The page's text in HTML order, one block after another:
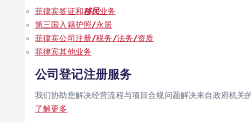
菲律宾签证和移民业务
第三国入籍护照/永居
菲律宾公司注册/税务/法务/资质
菲律宾其他业务
公司登记注册服务
我们协助您解决经营流程与项目合规问题解决来自政府
了解更多